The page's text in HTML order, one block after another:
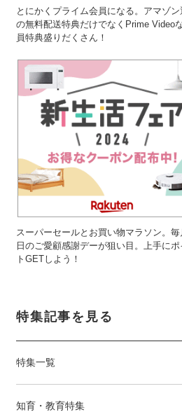
とにかくプライム会員になる。アマゾン
の無料配送特典だけでなくPrime Video
員特典盛りだくさん！
スーパーセールとお買い物マラソン。毎
日のご愛顧感謝デーが狙い目。上手にポ
トGETしよう！
特集記事を見る
特集一覧
知育・教育特集